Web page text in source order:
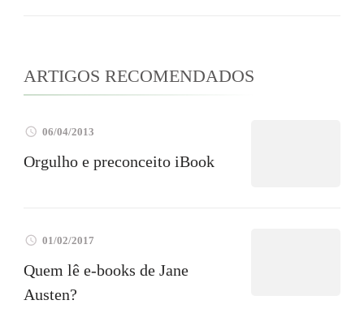
ARTIGOS RECOMENDADOS
06/04/2013
Orgulho e preconceito iBook
01/02/2017
Quem lê e-books de Jane
Austen?